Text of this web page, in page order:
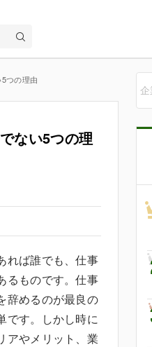
つの理由
ない5つの理
れば誰でも、仕事
るものです。仕事
辞めるのが最良の
です。しかし時に
アやメリット、業